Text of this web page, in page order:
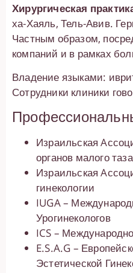
Хирургическая
ха-Хаяль, Тель-Авив.
Частным образом,
компаний и в рамках
Владение языками:
Сотрудники клиники
Израильская
органов малого таза
Израильская
гинекологии
IUGA –
Урогинекологов
ICS –
E.S.A.G –
Эстетической